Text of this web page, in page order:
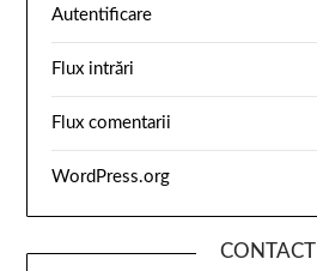
Autentificare
Flux intrări
Flux comentarii
WordPress.org
CONTACT